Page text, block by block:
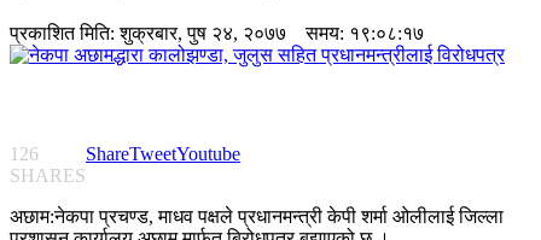
प्रकाशित मिति:शुक्रबार, पुष २४, २०७७ समय: १९:०८:१७
126
SHARES
ShareTweetYoutube
अछाम:नेकपा प्रचण्ड, माधव पक्षले प्रधानमन्त्री केपी शर्मा ओलीलाई जिल्ला